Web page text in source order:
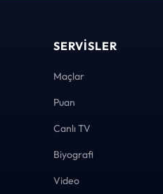
SERVISLER
Maçlar
Puan
Canlı TV
Biyografi
Video